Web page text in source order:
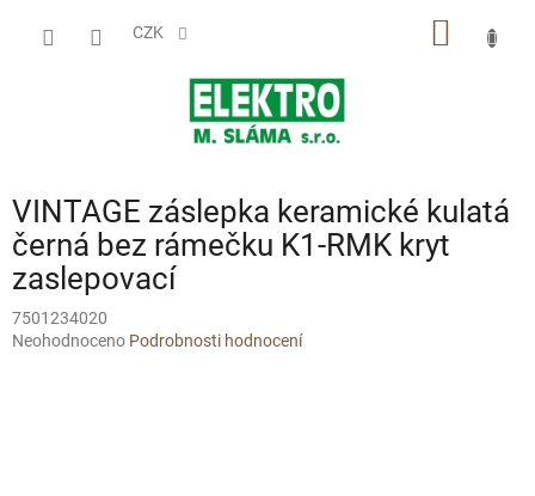
CZK
VINTAGE záslepka keramické kulatá
černá bez rámečku K1-RMK kryt
zaslepovací
7501234020
Průměrné
Neohodnoceno Podrobnosti hodnocení